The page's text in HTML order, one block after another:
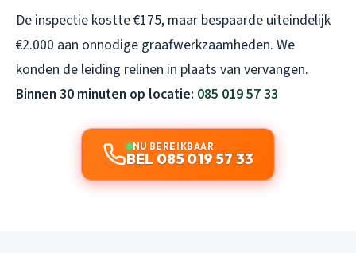
De inspectie kostte €175, maar bespaarde uiteindelijk
€2.000 aan onnodige graafwerkzaamheden. We
konden de leiding relinen in plaats van vervangen.
Binnen 30 minuten op locatie: 085 019 57 33
NU BEREIKBAAR
BEL 085 019 57 33